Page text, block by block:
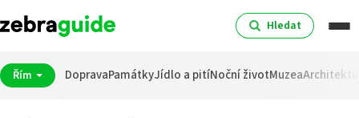
Hledat
Řím DopravaPamátkyJídlo a pitíNoční životMuzea